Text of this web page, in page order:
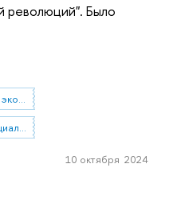
революций". Было
Проектная группа "Исследование экономических последствий революций квазиэкспериментальными методами"
Проектные группы факультета социальных наук
10 октября 2024